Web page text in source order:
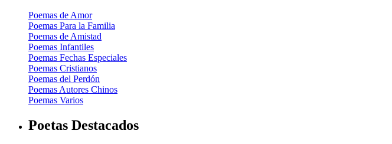
Poemas de Amor
Poemas Para la Familia
Poemas de Amistad
Poemas Infantiles
Poemas Fechas Especiales
Poemas Cristianos
Poemas del Perdón
Poemas Autores Chinos
Poemas Varios
Poetas Destacados